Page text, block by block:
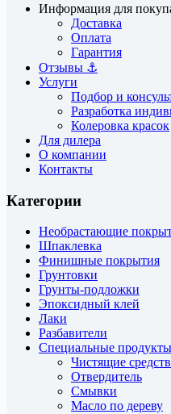
Информация для
Доставка
Оплата
Гарантия
Отзывы ⚓
Услуги
Подбор и
Разработка
Колеровка красок
Для дилера
О компании
Контакты
Категории
Необрастающие
Шпаклевка
Финишные покрытия
Грунтовки
Грунты-подложки
Эпоксидный клей
Лаки
Разбавители
Специальные продукты
Чистящие
Отвердитель
Смывки
Масло по дереву